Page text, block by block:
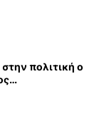
πολιτική ο